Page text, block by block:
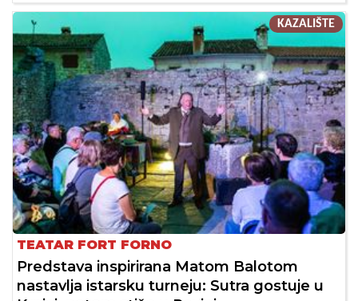
KAZALIŠTE
TEATAR FORT FORNO
Predstava inspirirana Matom Balotom
nastavlja istarsku turneju: Sutra gostuje u